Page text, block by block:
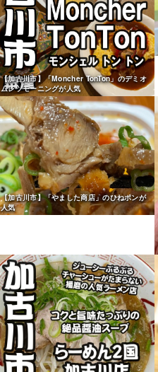
【加古川市】「Moncher TonTon」のデミオ
ムレツモーニングが人気
【加古川市】「やました商店」のひねポンが
人気